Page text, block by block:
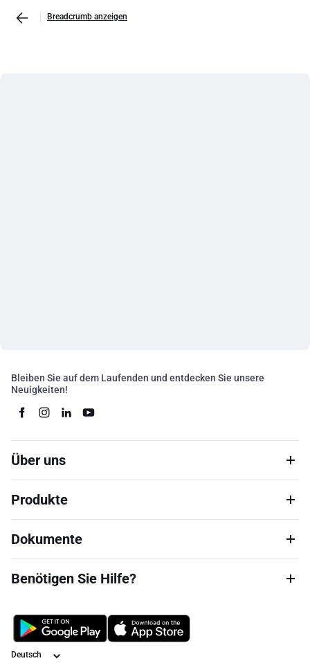
Breadcrumb anzeigen
Bleiben Sie auf dem Laufenden und entdecken Sie unsere
Neuigkeiten!
Über uns
Produkte
Dokumente
Benötigen Sie Hilfe?
Sprache